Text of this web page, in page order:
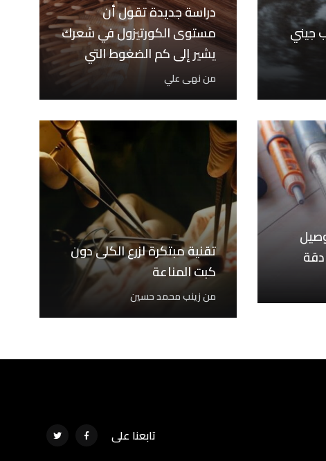
جيني
دراسة جديدة تقول أن
مستوى الكورتيزول في شعرك
يشير إلى كم الضغوط التي
تعرضت لها
مننهى علي
تقنية مبتكرة لزرع الكلى دون
كبت المناعة
منزينب محمد حسين
تابعنا على